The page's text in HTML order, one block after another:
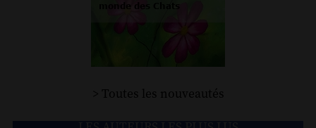
> Toutes les nouveautés